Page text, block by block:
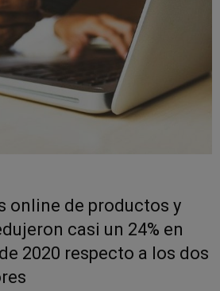
online de productos y
casi un 24% en
2020 respecto a los dos